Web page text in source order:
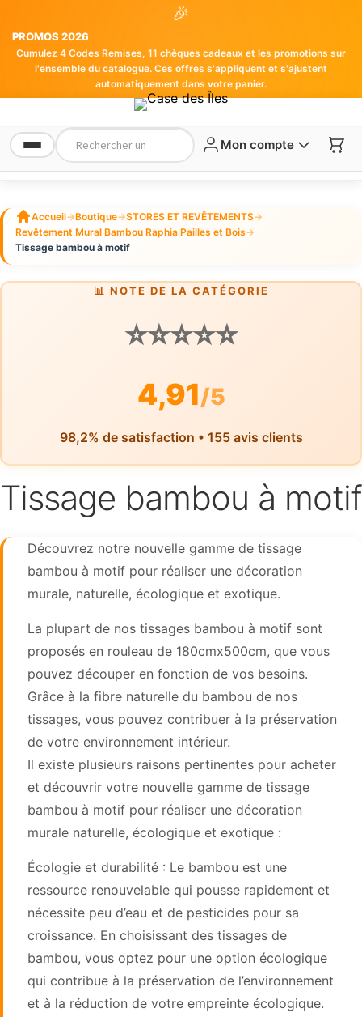
🎉
PROMOS 2026
Cumulez 4 Codes Remises, 11 chèques cadeaux et les promotions sur
l'ensemble du catalogue. Ces offres s'appliquent et s'ajustent
automatiquement dans votre panier.
Mon compte
Accueil→Boutique→STORES ET REVÊTEMENTS→
Revêtement Mural Bambou Raphia Pailles et Bois→
Tissage bambou à motif
📊 NOTE DE LA CATÉGORIE
⭐⭐⭐⭐⭐
4,91/5
98,2% de satisfaction • 155 avis clients
Tissage bambou à motif
Découvrez notre nouvelle gamme de tissage
bambou à motif pour réaliser une décoration
murale, naturelle, écologique et exotique.
La plupart de nos tissages bambou à motif sont
proposés en rouleau de 180cmx500cm, que vous
pouvez découper en fonction de vos besoins.
Grâce à la fibre naturelle du bambou de nos
tissages, vous pouvez contribuer à la préservation
de votre environnement intérieur.
Il existe plusieurs raisons pertinentes pour acheter
et découvrir votre nouvelle gamme de tissage
bambou à motif pour réaliser une décoration
murale naturelle, écologique et exotique :
Écologie et durabilité : Le bambou est une
ressource renouvelable qui pousse rapidement et
nécessite peu d’eau et de pesticides pour sa
croissance. En choisissant des tissages de
bambou, vous optez pour une option écologique
qui contribue à la préservation de l’environnement
et à la réduction de votre empreinte écologique.